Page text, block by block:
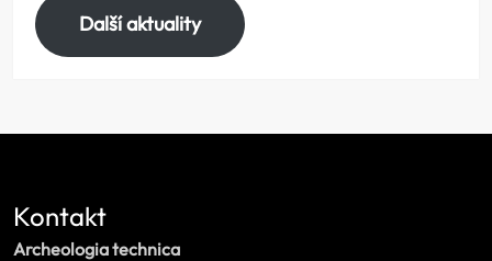
Další aktuality
Kontakt
Archeologia technica